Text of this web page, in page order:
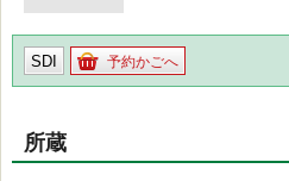
SDI 予約かごへ
所蔵